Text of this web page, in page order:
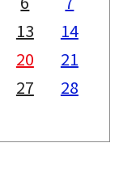
13
14
20
21
27
28